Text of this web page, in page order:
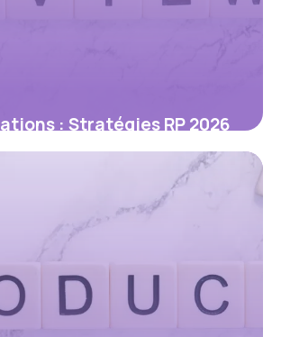
: Stratégies RP 2026